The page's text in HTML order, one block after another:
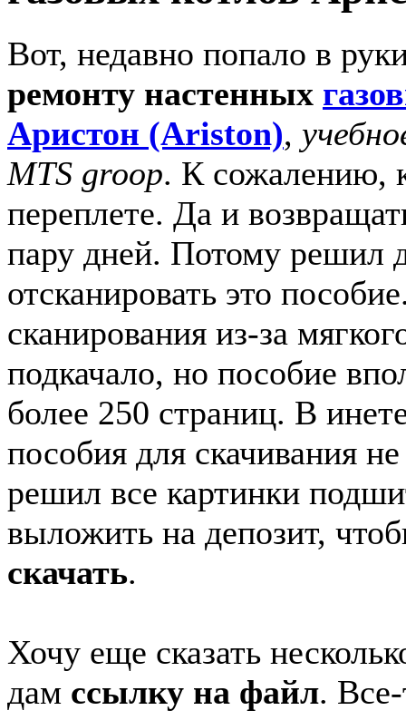
Вот, недавно попало в
ремонту настенных
Аристон (Ariston),
MTS groop. К сожалению,
переплете. Да и
пару дней. Потому решил
отсканировать это
сканирования из-за
подкачало, но пособие
более 250 страниц. В
пособия для скачивания
решил все картинки
выложить на депозит,
скачать.
Хочу еще сказать
дам ссылку на файл.